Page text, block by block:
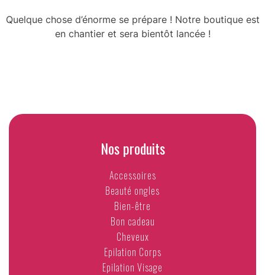
Quelque chose d’énorme se prépare ! Notre boutique est
en chantier et sera bientôt lancée !
Nos produits
Accessoires
Beauté ongles
Bien-être
Bon cadeau
Cheveux
Epilation Corps
Epilation Visage